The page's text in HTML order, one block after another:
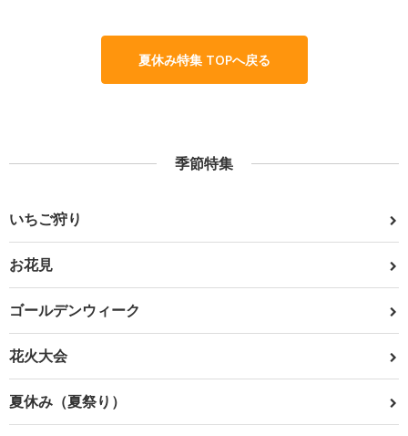
夏休み特集 TOPへ戻る
季節特集
いちご狩り
お花見
ゴールデンウィーク
花火大会
夏休み（夏祭り）